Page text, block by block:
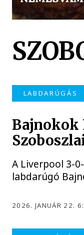
LABDARÚGÁS
Bajnokok
A Liverpool 3-
labdarúgó
2026. JANUÁR 22.